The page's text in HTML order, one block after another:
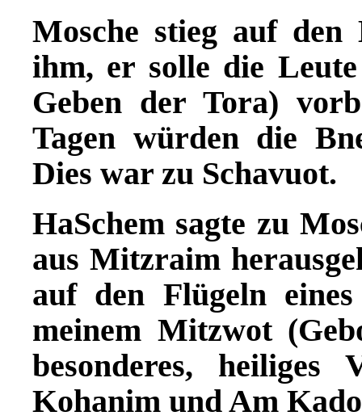
Mosche stieg auf den
ihm, er solle die
Geben der Tora)
Tagen würden die
Dies war zu Schavuot.
HaSchem sagte zu
aus Mitzraim
auf den Flügeln
meinem Mitzwot
besonderes,
Kohanim und Am